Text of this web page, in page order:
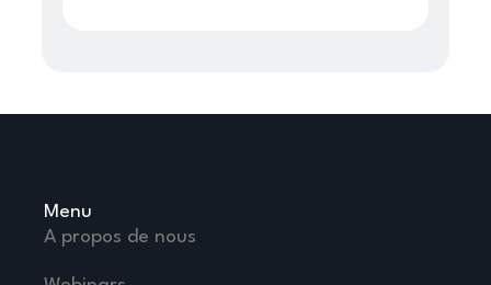
Menu
A propos de nous